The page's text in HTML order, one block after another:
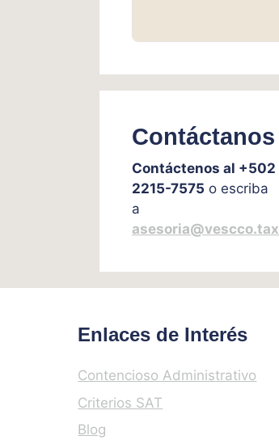
Contáctanos
Contáctenos al +502
2215-7575 o escriba
a
asesoria@vescco.tax
Enlaces de Interés
Contencioso Administrativo
Criterios SAT
Blog